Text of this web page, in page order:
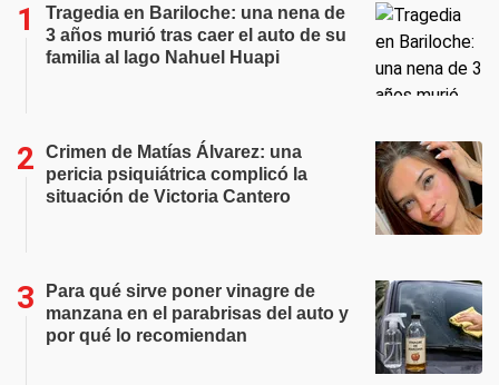
Tragedia en Bariloche: una nena de
3 años murió tras caer el auto de su
familia al lago Nahuel Huapi
Crimen de Matías Álvarez: una
pericia psiquiátrica complicó la
situación de Victoria Cantero
Para qué sirve poner vinagre de
manzana en el parabrisas del auto y
por qué lo recomiendan